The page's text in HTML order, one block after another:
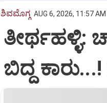
ಶಿವಮೊಗ್ಗ AUG 6, 2026, 11:57
ತೀರ್ಥಹಳ್ಳಿ:
ಬಿದ್ದ